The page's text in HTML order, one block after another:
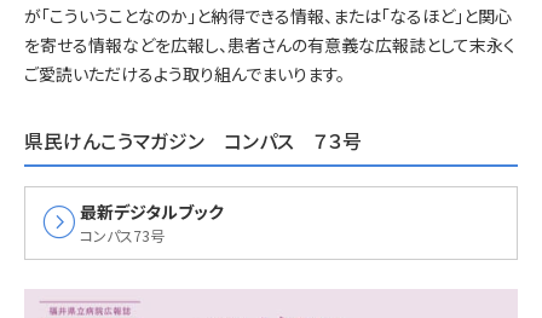
が「こういうことなのか」と納得できる情報、または「なるほど」と関心
を寄せる情報などを広報し、患者さんの有意義な広報誌として末永く
ご愛読いただけるよう取り組んでまいります。
県民けんこうマガジン コンパス ７３号
expand_circle_right 最新デジタルブック
コンパス73号